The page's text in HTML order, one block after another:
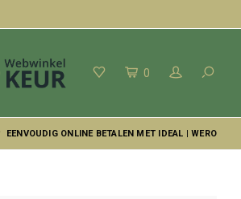
0
EENVOUDIG ONLINE BETALEN MET IDEAL | WERO